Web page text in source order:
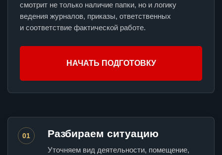
смотрит не только наличие папки, но и логику
ведения журналов, приказы, ответственных
и соответствие фактической работе.
НАЧАТЬ ПОДГОТОВКУ
01 Разбираем ситуацию
Уточняем вид деятельности, помещение,